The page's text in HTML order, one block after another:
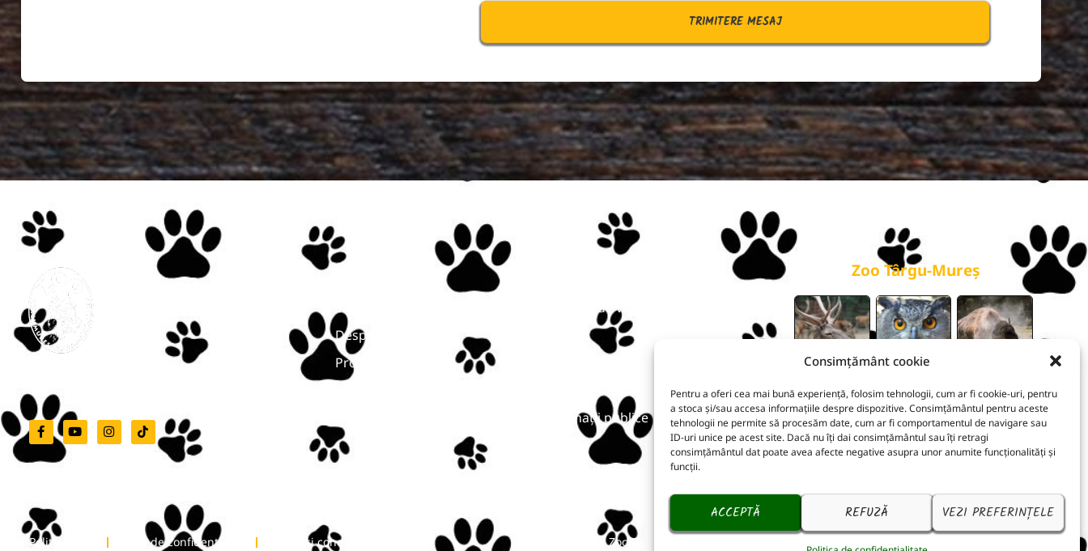
Consimțământ cookie
Pentru a oferi cea mai bună experiență, folosim tehnologii, cum ar fi cookie-uri, pentru
a stoca și/sau accesa informațiile despre dispozitive. Consimțământul pentru aceste
tehnologii ne permite să procesăm date, cum ar fi comportamentul de navigare sau
ID-uri unice pe acest site. Dacă nu îți dai consimțământul sau îți retragi
consimțământul dat poate avea afecte negative asupra unor anumite funcționalități și
funcții.
ACCEPTĂ REFUZĂ VEZI PREFERINȚELE
TRIMITERE MESAJ
Meniu
Start vizită
Despre noi
Programe
Program de vizitare
Informații publice
Zoo Târgu-Mureș
Politica Cookie Politica de confidențialitate Termeni și condiții Copyright © Zoo Târgu-Mureș